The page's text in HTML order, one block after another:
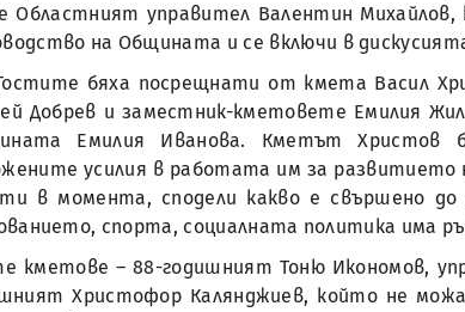
Областният управител Валентин
на Общината и се включи в
бяха посрещнати от кмета Васил
Добрев и заместник-кметовете Емилия
Емилия Иванова. Кметът Христов
усилия в работата им за развитието
в момента, сподели какво е свършено
спорта, социалната политика има
– 88-годишният Тоню Икономов,
Христофор Калянджиев, който не